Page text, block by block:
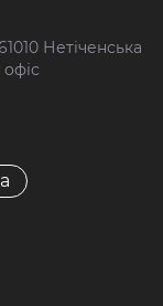
Нетіченська